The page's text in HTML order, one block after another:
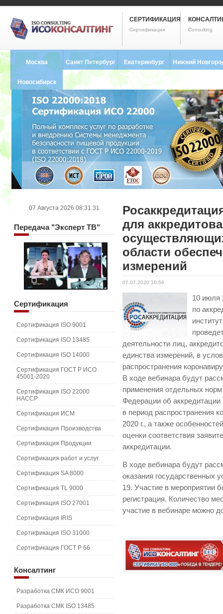
СЕРТИФИКАЦИЯ
Сертификация Consulting
Москва Санкт Петербург
8 (812) 748-2493
Екатеринбург
8 (343) 237-2593
Нижний
Новосибирск
8 (383) 227-8449
для
области
измерений
07.07.2020 10:56
10 июля
по
деятельности лиц,
единства измерений, в
распространения
В ходе вебинара будут
применения отдельных
Федерации об
в период распространения
2020 г., а также
оценки соответствия
аккредитации.
В ходе вебинара будут
оказания государственных
19. Участие в мероприятии
регистрация. Количество
участие в вебинаре можно
07 Августа 2026 08:31:31
Передача"Эксперт ТВ"
Сертификация
Сертификация ISO 9001
Сертификация ISO 13485
Сертификация ISO 14000
Сертификация ГОСТ Р ИСО
45001-2020
Сертификация ISO 22000
HACCP
Сертификация ИСМ
Сертификация Производства
Сертификация Продукции
Сертификация работ и услуг
Сертификация SA 8000
Сертификация TL 9000
Сертификация ISO 27001
Сертификация IRIS
Сертификация ISO 31000
Сертификация ГОСТ Р 66
Консалтинг
Разработка СМК ИСО 9001
Разработка СМК ISO 13485